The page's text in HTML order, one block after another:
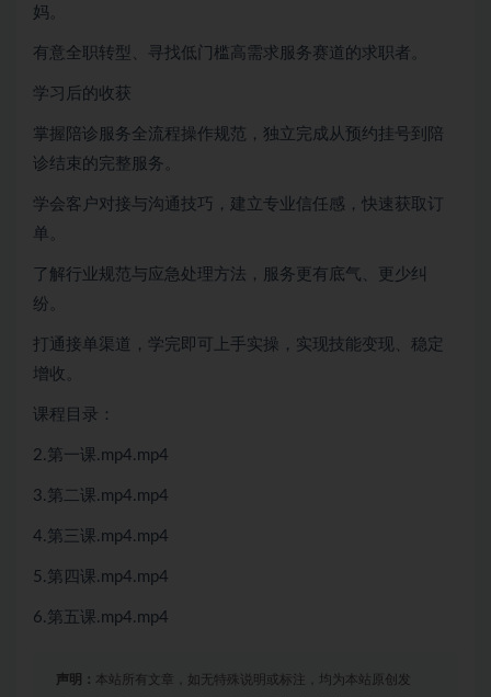
妈。
有意全职转型、寻找低门槛高需求服务赛道的求职者。
学习后的收获
掌握陪诊服务全流程操作规范，独立完成从预约挂号到陪
诊结束的完整服务。
学会客户对接与沟通技巧，建立专业信任感，快速获取订
单。
了解行业规范与应急处理方法，服务更有底气、更少纠
纷。
打通接单渠道，学完即可上手实操，实现技能变现、稳定
增收。
课程目录：
2.第一课.mp4.mp4
3.第二课.mp4.mp4
4.第三课.mp4.mp4
5.第四课.mp4.mp4
6.第五课.mp4.mp4
声明： 本站所有文章，如无特殊说明或标注，均为本站原创发